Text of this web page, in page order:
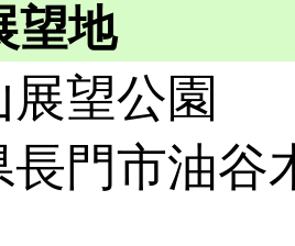
望地
展望公園
門市油谷